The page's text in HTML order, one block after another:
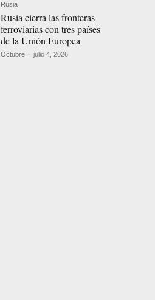
Rusia
Rusia cierra las fronteras
ferroviarias con tres países
de la Unión Europea
Octubre - julio 4, 2026